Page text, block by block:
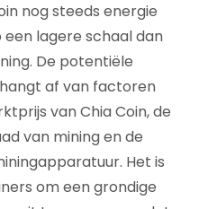
nog steeds energie
lagere schaal dan
De potentiële
af van factoren
van Chia Coin, de
van mining en de
Het is
om een grondige